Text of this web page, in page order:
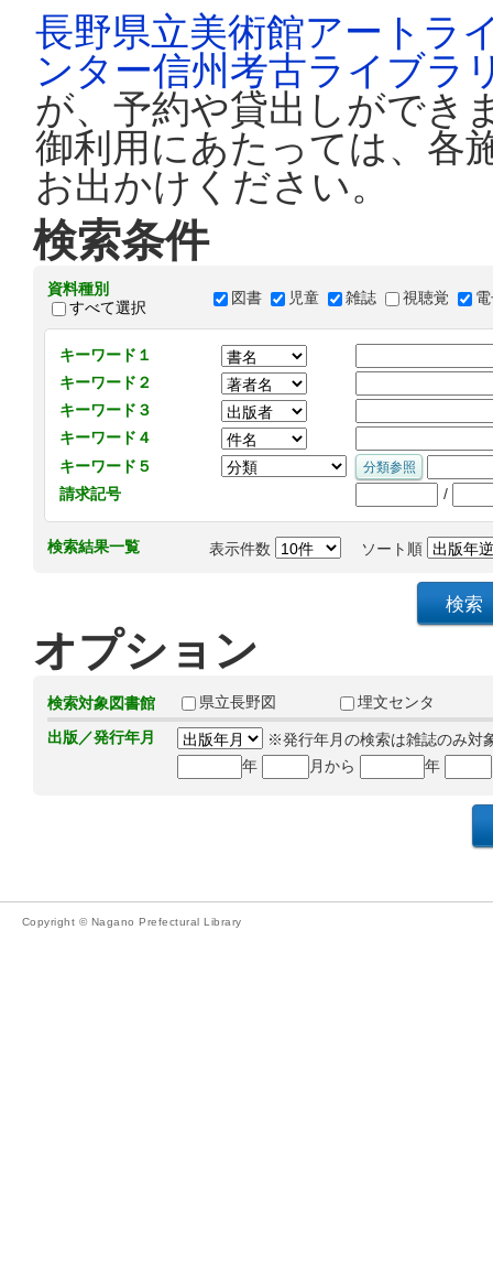
長野県立美術館アートラ
ンター信州考古ライブラ
が、予約や貸出しができ
御利用にあたっては、各
お出かけください。
検索条件
資料種別
すべて選択
図書 児童 雑誌 視聴覚
キーワード１
キーワード２
キーワード３
キーワード４
キーワード５
請求記号
/
検索結果一覧 表示件数 ソート順
オプション
検索対象図書館 県立長野図
埋文センタ
出版／発行年月
※発行年月の検索は雑誌のみ対
年
月から 年
Copyright © Nagano Prefectural Library